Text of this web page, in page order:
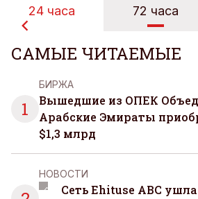
24 часа 72 часа
САМЫЕ ЧИТАЕМЫЕ
1
БИРЖА
Вышедшие из ОПЕК
Арабские Эмираты
$1,3 млрд
НОВОСТИ
Сеть Ehituse ABC